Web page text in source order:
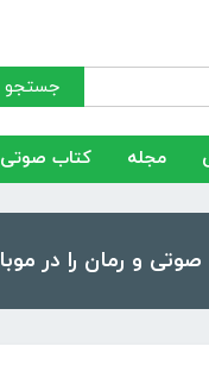
جستجو
مجله کتاب صوتی